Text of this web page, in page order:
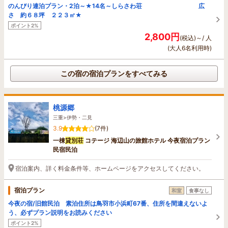
のんびり連泊プラン・2泊～★14名～しらさわ荘 広
さ 約６８坪 ２２３㎡★
ポイント2%
2,800円(税込)～/ 人
(大人6名利用時)
この宿の宿泊プランをすべてみる
桃源郷
三重>伊勢・二見
3.9
(7件)
一棟貸別荘 コテージ 海辺山の旅館ホテル 今夜宿泊プラン
民宿民泊
宿泊案内、詳く料金条件等、ホームページをアクセスしてください。
宿泊プラン 和室 食事なし
今夜の宿/旧館民泊 素泊住所は鳥羽市小浜町67番、住所を間違えないよ
う、必ずプラン説明をお読みください
ポイント2%